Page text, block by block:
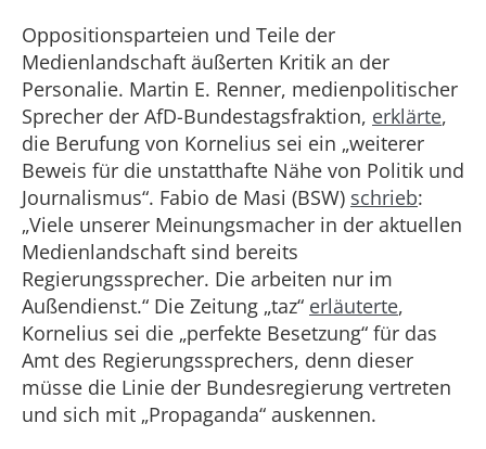
Oppositionsparteien und Teile der
Medienlandschaft äußerten Kritik an der
Personalie. Martin E. Renner, medienpolitischer
Sprecher der AfD-Bundestagsfraktion, erklärte,
die Berufung von Kornelius sei ein „weiterer
Beweis für die unstatthafte Nähe von Politik und
Journalismus“. Fabio de Masi (BSW) schrieb:
„Viele unserer Meinungsmacher in der aktuellen
Medienlandschaft sind bereits
Regierungssprecher. Die arbeiten nur im
Außendienst.“ Die Zeitung „taz“ erläuterte,
Kornelius sei die „perfekte Besetzung“ für das
Amt des Regierungssprechers, denn dieser
müsse die Linie der Bundesregierung vertreten
und sich mit „Propaganda“ auskennen.